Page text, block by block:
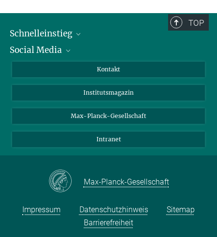
TOP
Schnelleinstieg
Alumni
Fördernde
Schulen
Studierende
Social Media
Bluesky
Facebook
YouTube
Kontakt
Institutsmagazin
Max-Planck-Gesellschaft
Intranet
Max-Planck-Gesellschaft
Impressum Datenschutzhinweis
Sitemap
Barrierefreiheit